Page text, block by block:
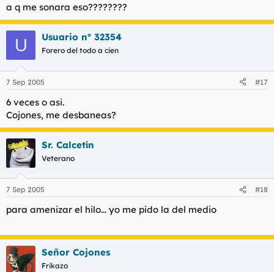
Si te cierran un hilo y lloras… ¿eres gein?
¿La culpa es de los padres?
¿A que huelen las nubes?
Sun sun sun sun sun sun......etc
Compadre compreme un coco
Buenas noches
a q me sonara eso????????
U Usuario nº 32354
Forero del todo a cien
7 Sep 2005 #17
6 veces o asi.
Cojones, me desbaneas?
Sr. Calcetín
Veterano
7 Sep 2005 #18
para amenizar el hilo... yo me pido la del medio
Señor Cojones
Frikazo